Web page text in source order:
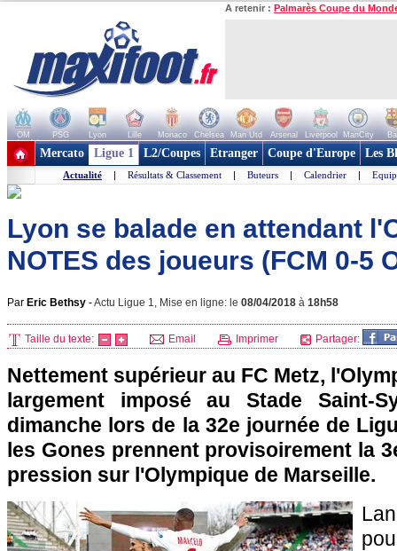
A retenir : Palmarès Coupe du
OM PSG Lyon Lille Monaco Chelsea Man Utd Arsenal Liverpool ManCity
+ de clubs
Mercato Ligue 1 L2/Coupes Etranger Coupe d'Europe Les
Actualité | Résultats & Classement | Buteurs | Calendrier |
Lyon se balade en attendant
NOTES des joueurs (FCM 0-5
Par Eric Bethsy -Actu Ligue 1, Mise en ligne: le 08/04/2018 à 18h58
Taille du texte: Email Imprimer Partager:
Nettement supérieur au FC Metz,
largement imposé au Stade Saint-
dimanche lors de la 32e journée de
les Gones prennent provisoirement la
pression sur l'Olympique de Marseille.